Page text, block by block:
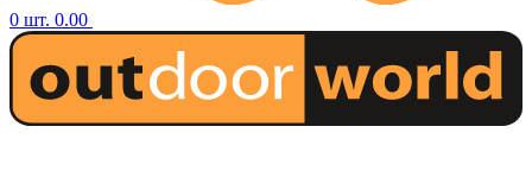
0 шт. 0.00